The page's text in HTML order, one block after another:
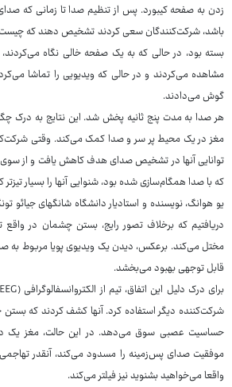
زدن به صفحه کیبورد. پس از تنظیم صدا تا زمانی که
باشد، شرکت‌کنندگان سعی کردند تشخیص دهند که
بسته بود، در حالی که به یک صفحه خالی نگاه
مشاهده می‌کردند و در حالی که ویدیویی را تماشا
گوش می‌دادند.
هر صدا به مدت پنج ثانیه پخش شد. این نتایج به درک
مغز در یک محیط پر سر و صدا کمک می‌کند. وقتی
توانایی آنها در تشخیص صدای هدف کاهش یافت و از سوی
که با صدا همگام‌سازی شده بود، شنوایی آنها را بسیار تیزتر
یو هوانگ، نویسنده و استادیار دانشگاه شانگهای جیائو
دریافتیم که برخلاف تصور رایج، بستن چشمان در
مختل می‌کند. برعکس، دیدن یک ویدیوی پویا مربوط به
قابل توجهی بهبود می‌بخشد.
شرکت‌کننده دیگر استفاده کرد. آنها کشف کردند که بستن
حساسیت عصبی سوق می‌دهد. در این حالت، مغز یک
موفقیت صدای پس‌زمینه را مسدود می‌کند، آنقدر
واقعا می‌خواهید بشنوید نیز فیلتر می‌کند.